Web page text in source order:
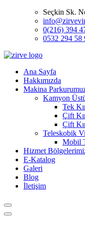
Seçkin Sk.
0(216) 394
0532 294 58
Ana Sayfa
Hakkımızda
Makina
Kamyon
Tek
Çift
Çift
Teleskobik
Mobil
Hizmet
E-Katalog
Galeri
Blog
İletişim